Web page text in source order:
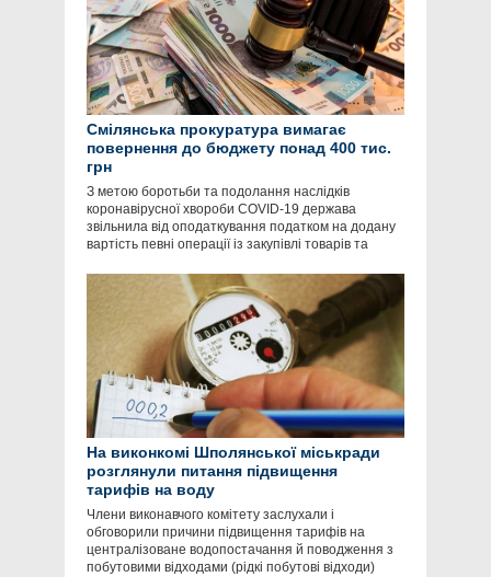
Смілянська прокуратура вимагає
повернення до бюджету понад 400 тис.
грн
З метою боротьби та подолання наслідків
коронавірусної хвороби COVID-19 держава
звільнила від оподаткування податком на додану
вартість певні операції із закупівлі товарів та
На виконкомі Шполянської міськради
розглянули питання підвищення
тарифів на воду
Члени виконавчого комітету заслухали і
обговорили причини підвищення тарифів на
централізоване водопостачання й поводження з
побутовими відходами (рідкі побутові відходи)